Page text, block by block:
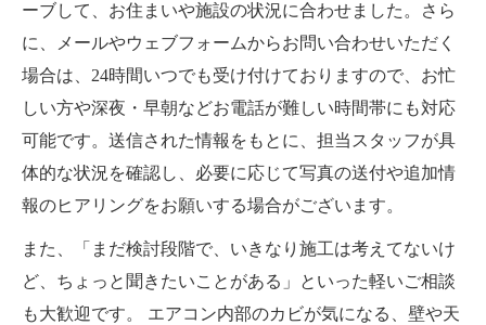
ーブして、お住まいや施設の状況に合わせました。さら
に、メールやウェブフォームからお問い合わせいただく
場合は、24時間いつでも受け付けておりますので、お忙
しい方や深夜・早朝などお電話が難しい時間帯にも対応
可能です。送信された情報をもとに、担当スタッフが具
体的な状況を確認し、必要に応じて写真の送付や追加情
報のヒアリングをお願いする場合がございます。
また、「まだ検討段階で、いきなり施工は考えてないけ
ど、ちょっと聞きたいことがある」といった軽いご相談
も大歓迎です。 エアコン内部のカビが気になる、壁や天